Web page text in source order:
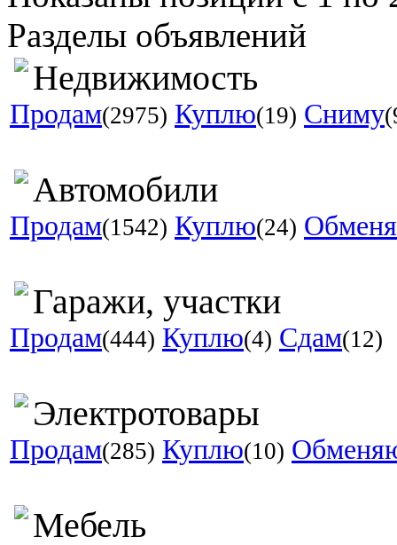
Разделы объявлений
Недвижимость
Продам(2975) Куплю(19) Сниму
Автомобили
Продам(1542) Куплю(24)
Гаражи, участки
Продам(444) Куплю(4) Сдам(12)
Электротовары
Продам(285) Куплю(10)
Мебель